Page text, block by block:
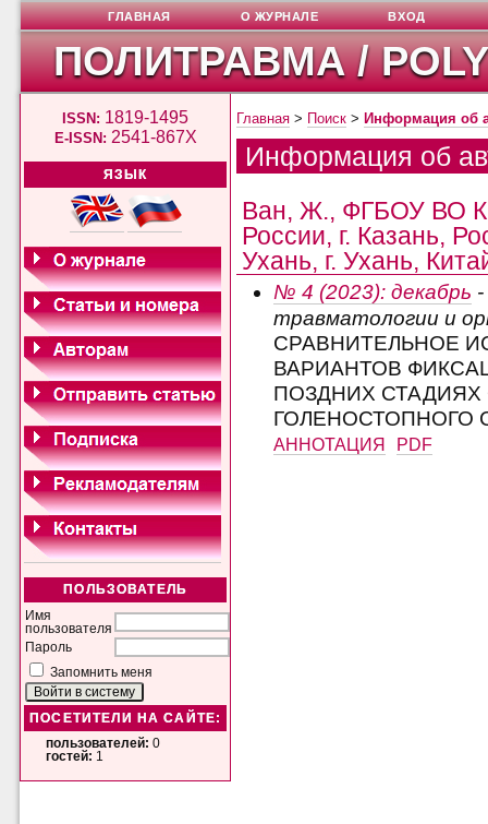
ПОЛИТРАВМА /
ISSN: 1819-1495
E-ISSN: 2541-867X
ЯЗЫК
ПОЛЬЗОВАТЕЛЬ
Имя
пользователя
Пароль
Запомнить меня
ПОСЕТИТЕЛИ НА САЙТЕ:
пользователей: 0
гостей: 1
ГЛАВНАЯ О ЖУРНАЛЕ ВХОД
Главная > Поиск > Информация об
Информация об
Ван, Ж., ФГБОУ ВО
России, г. Казань,
Ухань, г. Ухань,
№ 4 (2023): декабрь
травматологии и
СРАВНИТЕЛЬНОЕ
ВАРИАНТОВ
ПОЗДНИХ
ГОЛЕНОСТОПНОГО
АННОТАЦИЯ PDF